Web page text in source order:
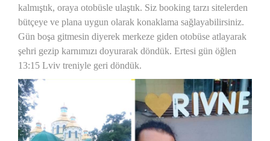
kalmıştık, oraya otobüsle ulaştık. Siz booking tarzı sitelerden
bütçeye ve plana uygun olarak konaklama sağlayabilirsiniz.
Gün boşa gitmesin diyerek merkeze giden otobüse atlayarak
şehri gezip karnımızı doyurarak döndük. Ertesi gün öğlen
13:15 Lviv treniyle geri döndük.